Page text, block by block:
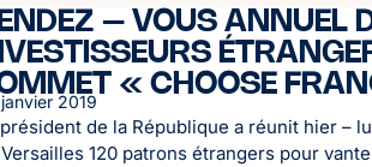
– VOUS ANNUEL
« CHOOSE
2019
de la République a réunit hier –
120 patrons étrangers pour